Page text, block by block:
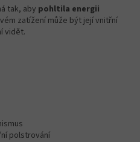
tak, aby pohltila energii
zatížení může být její vnitřní
vidět.
polstrování